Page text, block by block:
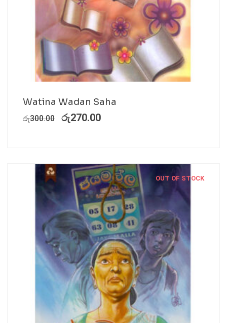
Watina Wadan Saha
රු300.00 රු270.00
OUT OF STOCK